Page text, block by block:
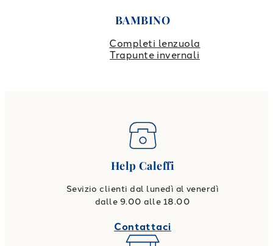
BAMBINO
Completi lenzuola
Trapunte invernali
Help Caleffi
Sevizio clienti dal lunedì al venerdì
dalle 9.00 alle 18.00
Contattaci